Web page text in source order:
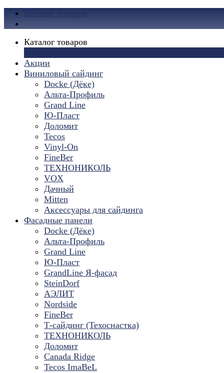
Каталог товаров
Акции
Виниловый сайдинг
Docke (Дёке)
Альта-Профиль
Grand Line
Ю-Пласт
Доломит
Tecos
Vinyl-On
FineBer
ТЕХНОНИКОЛЬ
VOX
Дачный
Mitten
Аксессуары для сайдинга
Фасадные панели
Docke (Дёке)
Альта-Профиль
Grand Line
Ю-Пласт
GrandLine Я-фасад
SteinDorf
АЭЛИТ
Nordside
FineBer
Т-сайдинг (Техоснастка)
ТЕХНОНИКОЛЬ
Доломит
Canada Ridge
Tecos ImaBeL